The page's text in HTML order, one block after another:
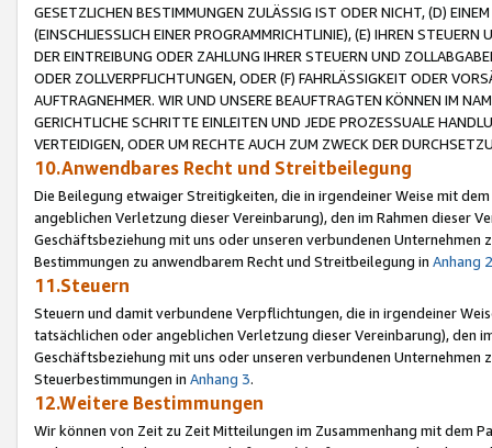
GESETZLICHEN BESTIMMUNGEN ZULÄSSIG IST ODER NICHT, (D)
(EINSCHLIESSLICH EINER PROGRAMMRICHTLINIE), (E) IHREN
DER EINTREIBUNG ODER ZAHLUNG IHRER STEUERN UND
ODER ZOLLVERPFLICHTUNGEN, ODER (F) FAHRLÄSSIGKEIT ODER
AUFTRAGNEHMER. WIR UND UNSERE BEAUFTRAGTEN KÖNNEN IM
GERICHTLICHE SCHRITTE EINLEITEN UND JEDE PROZESSUALE
VERTEIDIGEN, ODER UM RECHTE AUCH ZUM ZWECK DER
10.Anwendbares Recht und Streitbeilegung
Die Beilegung etwaiger Streitigkeiten, die in irgendeiner Weise mit
angeblichen Verletzung dieser Vereinbarung), den im Rahmen dieser
Geschäftsbeziehung mit uns oder unseren verbundenen
Bestimmungen zu anwendbarem Recht und Streitbeilegung in Anhang 2
11.Steuern
Steuern und damit verbundene Verpflichtungen, die in irgendeiner
tatsächlichen oder angeblichen Verletzung dieser Vereinbarung), den
Geschäftsbeziehung mit uns oder unseren verbundenen
Steuerbestimmungen in Anhang 3.
12.Weitere Bestimmungen
Wir können von Zeit zu Zeit Mitteilungen im Zusammenhang mit dem